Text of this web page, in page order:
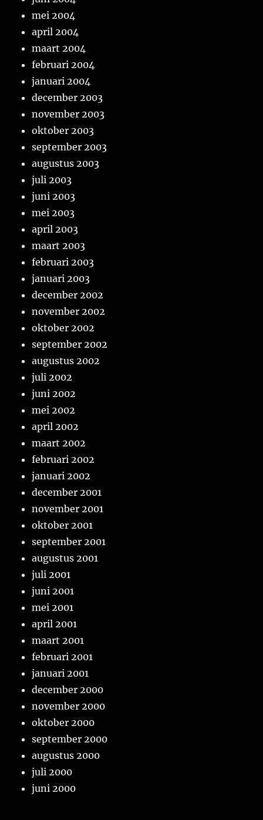
mei 2004
april 2004
maart 2004
februari 2004
januari 2004
december 2003
november 2003
oktober 2003
september 2003
augustus 2003
juli 2003
juni 2003
mei 2003
april 2003
maart 2003
februari 2003
januari 2003
december 2002
november 2002
oktober 2002
september 2002
augustus 2002
juli 2002
juni 2002
mei 2002
april 2002
maart 2002
februari 2002
januari 2002
december 2001
november 2001
oktober 2001
september 2001
augustus 2001
juli 2001
juni 2001
mei 2001
april 2001
maart 2001
februari 2001
januari 2001
december 2000
november 2000
oktober 2000
september 2000
augustus 2000
juli 2000
juni 2000